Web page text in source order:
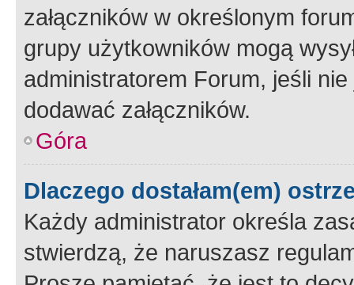
załączników w określonym
grupy użytkowników mogą
administratorem Forum, jeśli
dodawać załączników.
Góra
Dlaczego dostałam(em)
Każdy administrator określa
stwierdzą, że naruszasz